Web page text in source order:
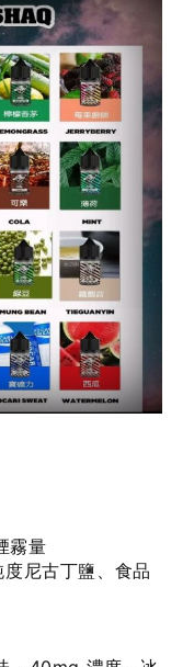
霧量
尼古丁鹽、食品